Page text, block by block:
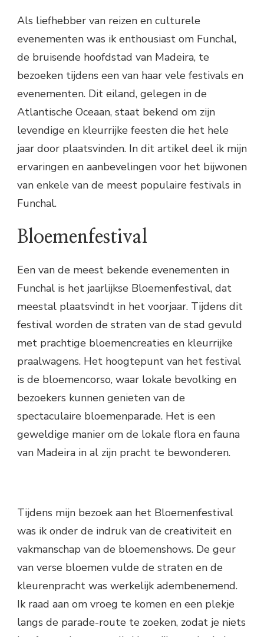
Als liefhebber van reizen en culturele
evenementen was ik enthousiast om Funchal,
de bruisende hoofdstad van Madeira, te
bezoeken tijdens een van haar vele festivals en
evenementen. Dit eiland, gelegen in de
Atlantische Oceaan, staat bekend om zijn
levendige en kleurrijke feesten die het hele
jaar door plaatsvinden. In dit artikel deel ik mijn
ervaringen en aanbevelingen voor het bijwonen
van enkele van de meest populaire festivals in
Funchal.
Bloemenfestival
Een van de meest bekende evenementen in
Funchal is het jaarlijkse Bloemenfestival, dat
meestal plaatsvindt in het voorjaar. Tijdens dit
festival worden de straten van de stad gevuld
met prachtige bloemencreaties en kleurrijke
praalwagens. Het hoogtepunt van het festival
is de bloemencorso, waar lokale bevolking en
bezoekers kunnen genieten van de
spectaculaire bloemenparade. Het is een
geweldige manier om de lokale flora en fauna
van Madeira in al zijn pracht te bewonderen.
Tijdens mijn bezoek aan het Bloemenfestival
was ik onder de indruk van de creativiteit en
vakmanschap van de bloemenshows. De geur
van verse bloemen vulde de straten en de
kleurenpracht was werkelijk adembenemend.
Ik raad aan om vroeg te komen en een plekje
langs de parade-route te zoeken, zodat je niets